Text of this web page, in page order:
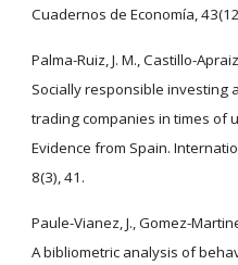
Cuadernos de Economía,
Palma-Ruiz, J. M., Castillo-
Socially responsible investing
trading companies in times of
Evidence from Spain.
8(3), 41.
Paule-Vianez, J., Gomez-
A bibliometric analysis of